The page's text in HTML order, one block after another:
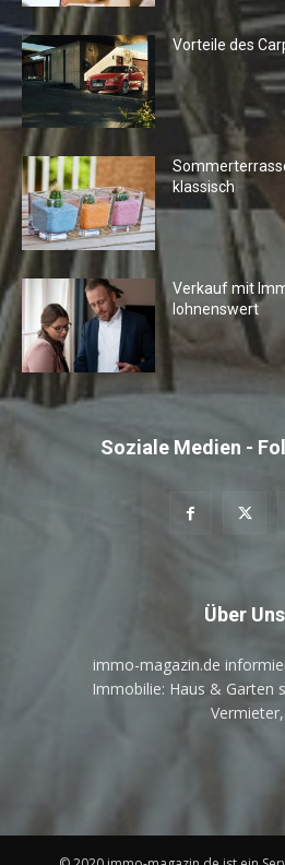
Vorteile des
klassisch
Verkauf mit
lohnenswert
Soziale Medien -
Über Uns
immo-magazin.de
Immobilie: Haus & Garten